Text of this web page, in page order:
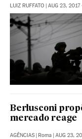
LUIZ RUFFATO | AUG 23,
Berlusconi
mercado reage
AGÊNCIAS | Roma | AUG 23,